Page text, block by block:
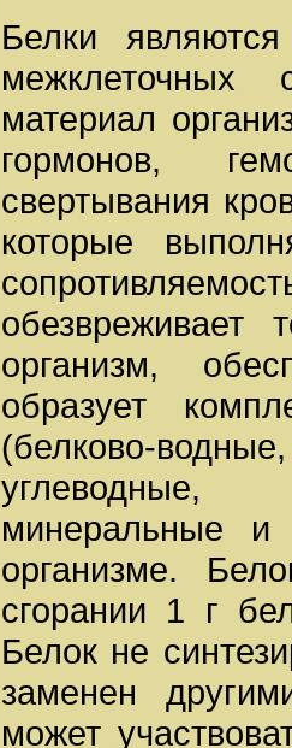
Белки
межклеточных
материал
гормонов,
свертывания
которые
обезвреживает
организм,
образует
(белково-
углеводные,
минеральные
организме.
сгорании 1 г
Белок не
заменен
может